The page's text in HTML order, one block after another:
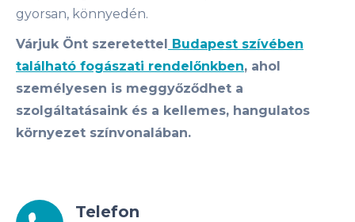
gyorsan, könnyedén.
Várjuk Önt szeretettel Budapest szívében
található fogászati rendelőnkben, ahol
személyesen is meggyőződhet a
szolgáltatásaink és a kellemes, hangulatos
környezet színvonalában.
Telefon